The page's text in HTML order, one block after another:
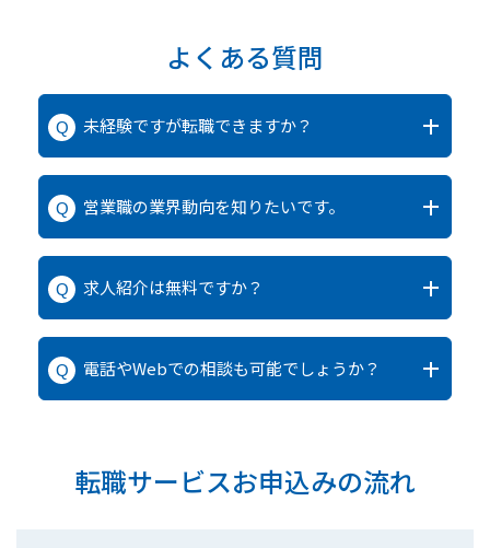
よくある質問
未経験ですが転職できますか？
営業職の業界動向を知りたいです。
求人紹介は無料ですか？
電話やWebでの相談も可能でしょうか？
転職サービスお申込みの流れ